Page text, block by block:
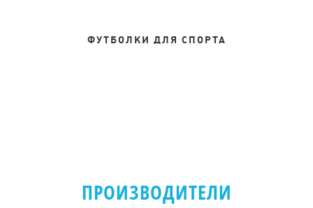
ФУТБОЛКИ ДЛЯ СПОРТА
ПРОИЗВОДИТЕЛИ